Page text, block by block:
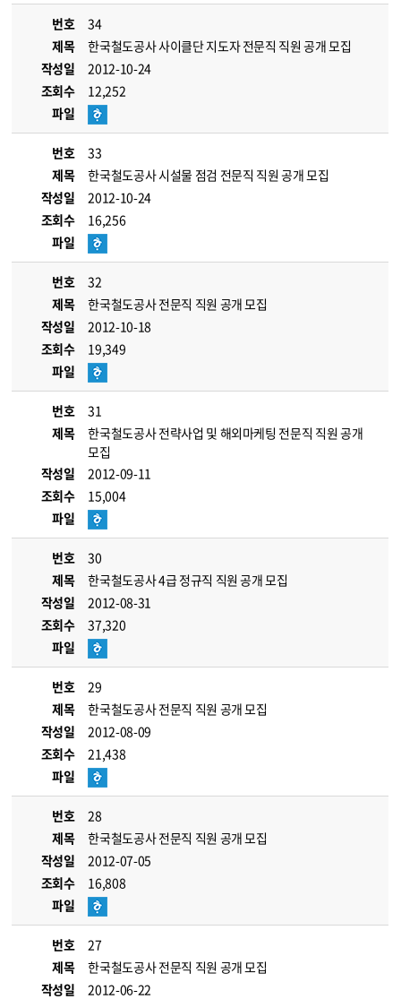
번호
34
제목
한국철도공사 사이클단 지도자 전문직 직원 공개 모집
작성일
2012-10-24
조회수
12,252
파일
번호
33
제목
한국철도공사 시설물 점검 전문직 직원 공개 모집
작성일
2012-10-24
조회수
16,256
파일
번호
32
제목
한국철도공사 전문직 직원 공개 모집
작성일
2012-10-18
조회수
19,349
파일
번호
31
제목
한국철도공사 전략사업 및 해외마케팅 전문직 직원 공개
모집
작성일
2012-09-11
조회수
15,004
파일
번호
30
제목
한국철도공사 4급 정규직 직원 공개 모집
작성일
2012-08-31
조회수
37,320
파일
번호
29
제목
한국철도공사 전문직 직원 공개 모집
작성일
2012-08-09
조회수
21,438
파일
번호
28
제목
한국철도공사 전문직 직원 공개 모집
작성일
2012-07-05
조회수
16,808
파일
번호
27
제목
한국철도공사 전문직 직원 공개 모집
작성일
2012-06-22